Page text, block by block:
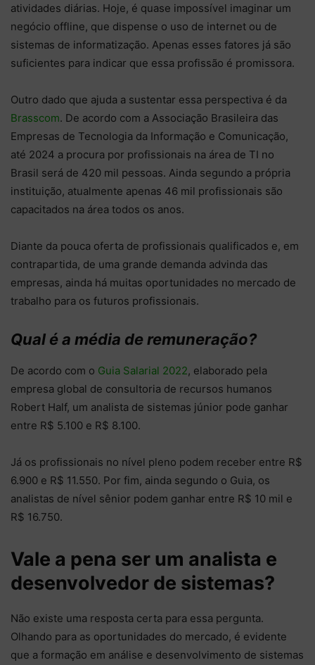
atividades diárias. Hoje, é quase impossível imaginar um
negócio offline, que dispense o uso de internet ou de
sistemas de informatização. Apenas esses fatores já são
suficientes para indicar que essa profissão é promissora.
Outro dado que ajuda a sustentar essa perspectiva é da
Brasscom. De acordo com a Associação Brasileira das
Empresas de Tecnologia da Informação e Comunicação,
até 2024 a procura por profissionais na área de TI no
Brasil será de 420 mil pessoas. Ainda segundo a própria
instituição, atualmente apenas 46 mil profissionais são
capacitados na área todos os anos.
Diante da pouca oferta de profissionais qualificados e, em
contrapartida, de uma grande demanda advinda das
empresas, ainda há muitas oportunidades no mercado de
trabalho para os futuros profissionais.
Qual é a média de remuneração?
De acordo com o Guia Salarial 2022, elaborado pela
empresa global de consultoria de recursos humanos
Robert Half, um analista de sistemas júnior pode ganhar
entre R$ 5.100 e R$ 8.100.
Já os profissionais no nível pleno podem receber entre R$
6.900 e R$ 11.550. Por fim, ainda segundo o Guia, os
analistas de nível sênior podem ganhar entre R$ 10 mil e
R$ 16.750.
Vale a pena ser um analista e
desenvolvedor de sistemas?
Não existe uma resposta certa para essa pergunta.
Olhando para as oportunidades do mercado, é evidente
que a formação em análise e desenvolvimento de sistemas